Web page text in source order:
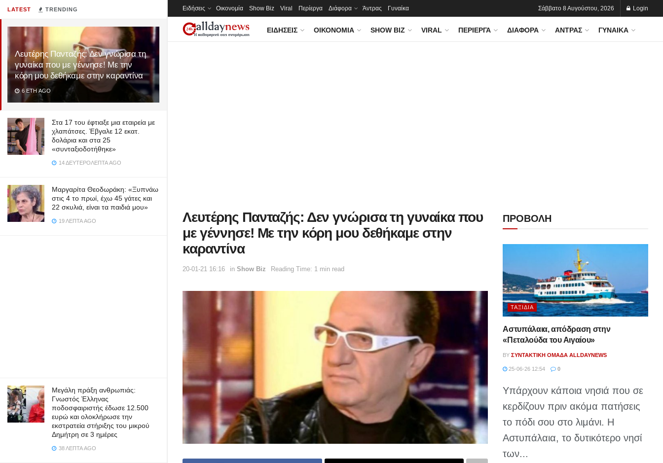
LATEST TRENDING
Λευτέρης Πανταζής: Δεν γνώρισα τη
γυναίκα που με γέννησε! Mε την
κόρη μου δεθήκαμε στην καραντίνα
6 ΈΤΗ AGO
Στα 17 του έφτιαξε μια εταιρεία με
χλαπάτσες. Έβγαλε 12 εκατ.
δολάρια και στα 25
«συνταξιοδοτήθηκε»
14 ΔΕΥΤΕΡΌΛΕΠΤΑ AGO
Μαργαρίτα Θεοδωράκη: «Ξυπνάω
στις 4 το πρωί, έχω 45 γάτες και
22 σκυλιά, είναι τα παιδιά μου»
19 ΛΕΠΤΆ AGO
Μεγάλη πράξη ανθρωπιάς:
Γνωστός Έλληνας
ποδοσφαιριστής έδωσε 12.500
ευρώ και ολοκλήρωσε την
εκστρατεία στήριξης του μικρού
Δημήτρη σε 3 ημέρες
38 ΛΕΠΤΆ AGO
Ειδήσεις Οικονομία Show Biz Viral Περίεργα Διάφορα Άντρας Γυναίκα Σάββατο 8 Αυγούστου, 2026 Login
ΕΙΔΉΣΕΙΣ ΟΙΚΟΝΟΜΊΑ SHOW BIZ VIRAL ΠΕΡΊΕΡΓΑ ΔΙΆΦΟΡΑ ΆΝΤΡΑΣ ΓΥΝΑΊΚΑ
Λευτέρης Πανταζής: Δεν γνώρισα τη γυναίκα που
με γέννησε! Mε την κόρη μου δεθήκαμε στην
καραντίνα
20-01-21 16:16 in Show Biz Reading Time: 1 min read
ΠΡΟΒΟΛΗ
ΤΑΞΊΔΙΑ
Αστυπάλαια, απόδραση στην
«Πεταλούδα του Αιγαίου»
BY ΣΥΝΤΑΚΤΙΚΉ ΟΜΆΔΑ ALLDAYNEWS
25-06-26 12:54 0
Υπάρχουν κάποια νησιά που σε
κερδίζουν πριν ακόμα πατήσεις
το πόδι σου στο λιμάνι. Η
Αστυπάλαια, το δυτικότερο νησί
των...